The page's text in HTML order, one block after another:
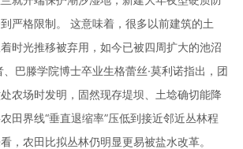
严格限制。 这意味着，很多以前建筑的土
时光推移被弃用，如今已被四周扩大的池沼
巴滕学院博士卒业生格蕾丝·莫利诺指出，团
农场时发明，固然现存堤坝、土埝确切能降
田界线“垂直退缩率”压低到接近邻近丛林程
，农田比拟丛林仍明显更易被盐水改革。